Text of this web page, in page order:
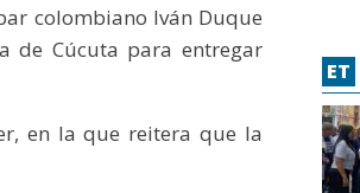
colombiano Iván Duque
de Cúcuta para entregar
en la que reitera que la
ET